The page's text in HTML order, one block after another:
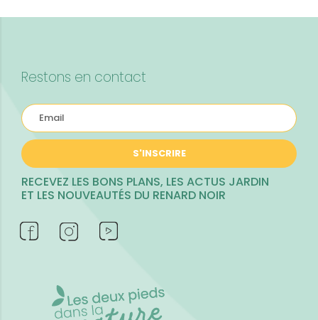
Restons en contact
S'INSCRIRE
RECEVEZ LES BONS PLANS, LES ACTUS JARDIN
ET LES NOUVEAUTÉS DU RENARD NOIR